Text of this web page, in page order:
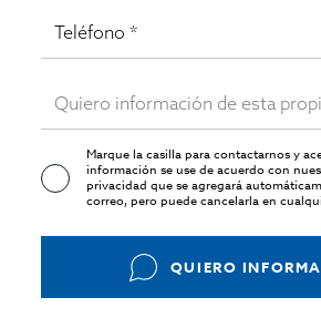
Marque la casilla para contactarnos y
información se use de acuerdo con
privacidadque se agregará
correo, pero puede cancelarla en
QUIERO